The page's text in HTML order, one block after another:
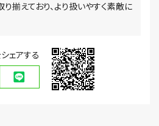
揃えており、より扱いやすく素敵に
ェアする